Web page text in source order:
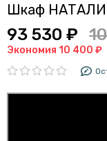
Шкаф НАТАЛИ
93 530 ₽
Экономия 10 400 ₽